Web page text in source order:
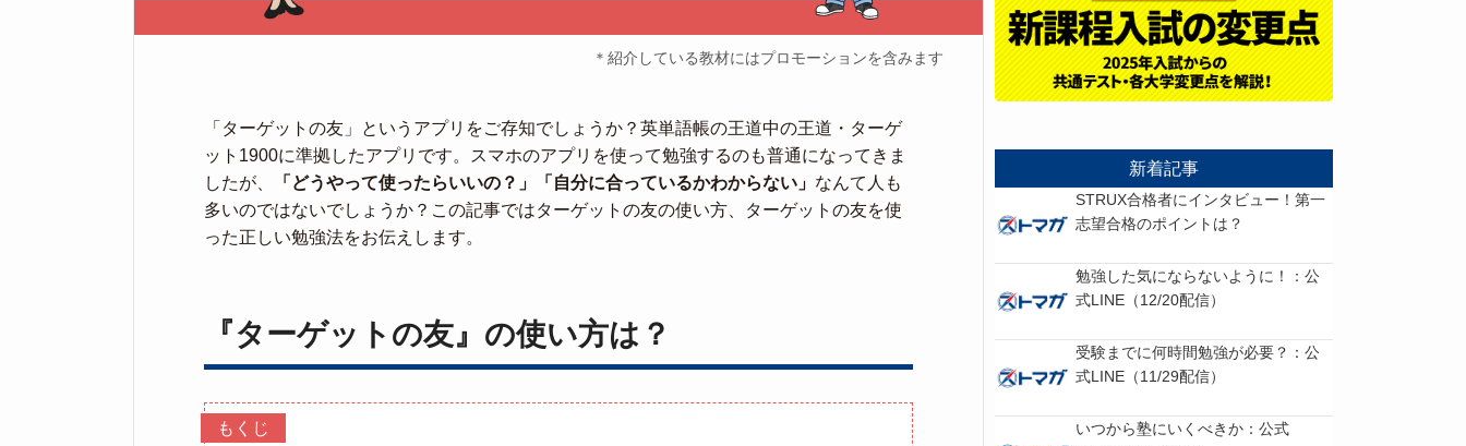
＊紹介している教材にはプロモーションを含みます
「ターゲットの友」というアプリをご存知でしょうか？英単語帳の王道中の王道・ターゲ
ット1900に準拠したアプリです。スマホのアプリを使って勉強するのも普通になってきま
したが、
「どうやって使ったらいいの？」「自分に合っているかわからない」 なんて人も
多いのではないでしょうか？この記事ではターゲットの友の使い方、ターゲットの友を使
った正しい勉強法をお伝えします。
『ターゲットの友』の使い方は？
新着記事
STRUX合格者にインタビュー！第一
志望合格のポイントは？
勉強した気にならないように！：公
式LINE（12/20配信）
受験までに何時間勉強が必要？：公
式LINE（11/29配信）
いつから塾にいくべきか：公式